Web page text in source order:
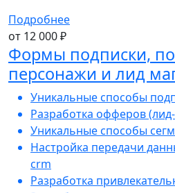
Подробнее
от 12 000 ₽
Формы подписки,
персонажи и лид
Уникальные способы
Разработка офферов
Уникальные способы
Настройка передачи
crm
Разработка